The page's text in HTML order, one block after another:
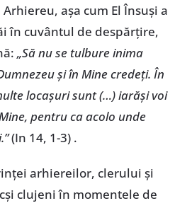
aşa cum El Însuşi a
în cuvântul de despărţire,
„Să nu se tulbure inima
şi în Mine credeţi. În
locaşuri sunt (…) iarăşi voi
pentru ca acolo unde
(In 14, 1-3) .
arhiereilor, clerului şi
clujeni în momentele de